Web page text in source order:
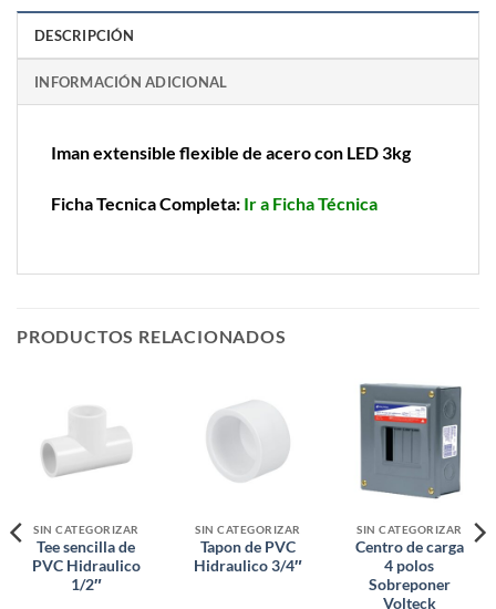
DESCRIPCIÓN
INFORMACIÓN ADICIONAL
Iman extensible flexible de acero con LED 3kg
Ficha Tecnica Completa: Ir a Ficha Técnica
PRODUCTOS RELACIONADOS
SIN CATEGORIZAR
Tee sencilla de
PVC Hidraulico
1/2″
SIN CATEGORIZAR
Tapon de PVC
Hidraulico 3/4″
SIN CATEGORIZAR
Centro de carga
4 polos
Sobreponer
Volteck